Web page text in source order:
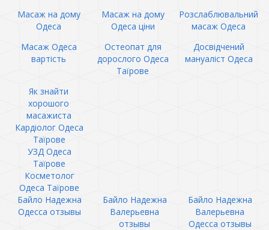
Масаж на дому
Одеса
Масаж на дому
Одеса ціни
Розслаблювальний
масаж Одеса
Масаж Одеса
вартість
Остеопат для
дорослого Одеса
Таїрове
Досвідчений
мануаліст Одеса
Як знайти
хорошого
масажиста
Кардіолог Одеса
Таїрове
УЗД Одеса
Таїрове
Косметолог
Одеса Таїрове
Байло Надежна
Одесса отзывы
Байло Надежна
Валерьевна
отзывы
Байло Надежна
Валерьевна
Одесса отзывы